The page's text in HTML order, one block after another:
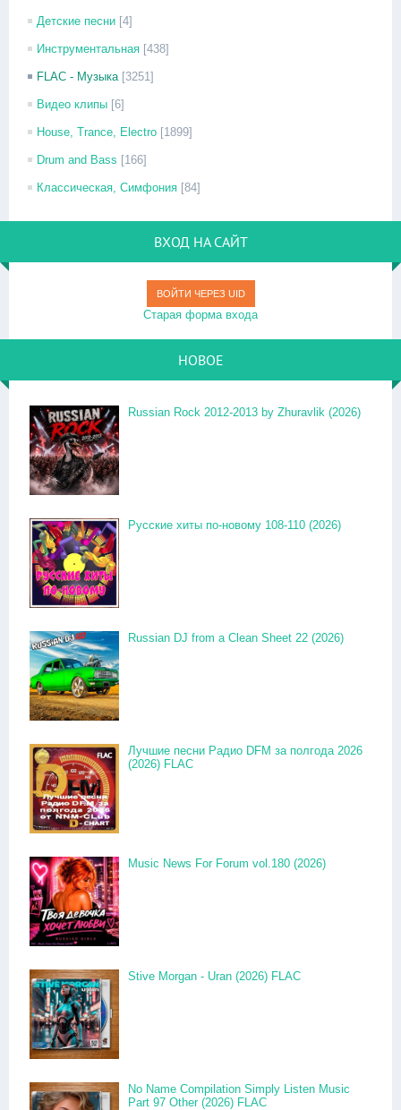
Детские песни [4]
Инструментальная [438]
FLAC - Музыка [3251]
Видео клипы [6]
House, Trance, Electro [1899]
Drum and Bass [166]
Классическая, Симфония [84]
ВХОД НА САЙТ
ВОЙТИ ЧЕРЕЗ UID
Старая форма входа
НОВОЕ
Russian Rock 2012-2013 by Zhuravlik (2026)
Русские хиты по-новому 108-110 (2026)
Russian DJ from a Clean Sheet 22 (2026)
Лучшие песни Радио DFM за полгода 2026
(2026) FLAC
Music News For Forum vol.180 (2026)
Stive Morgan - Uran (2026) FLAC
No Name Compilation Simply Listen Music
Part 97 Other (2026) FLAC